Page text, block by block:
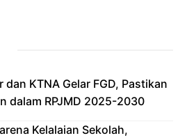
dan KTNA Gelar FGD, Pastikan
dalam RPJMD 2025-2030
Kelalaian Sekolah,